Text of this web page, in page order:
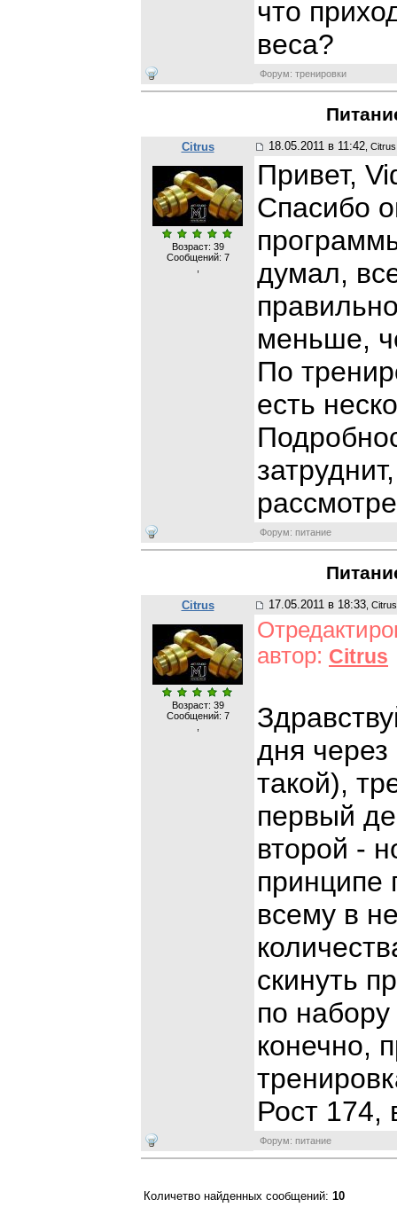
что
веса?
Форум: тренировки
Citrus 18.05.2011 в 11:42 , Citrus
Возраст: 39
Сообщений: 7
Привет,
Спасибо
думал,
меньше,
По
есть
Форум: питание
Citrus 17.05.2011 в 18:33, Citrus
Возраст: 39
Сообщений: 7
,
автор: Citrus
дня
такой),
первый
второй -
принципе
всему в
скинуть
по
конечно,
Рост 174,
Форум: питание
Количетво найденных сообщений: 10